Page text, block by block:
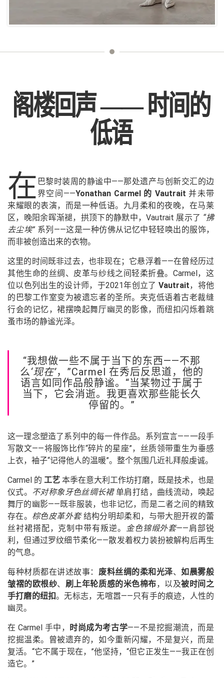
阁楼回声 —— 时间的
低语
在 巴黎时装周的静谧中——那处遗产与创新交汇的边
界空间——Yonathan Carmel 的 Vautrait 并未带
来耀眼的表演，而是一种低语。九月柔和的夜晚，在马莱
区，晚阳余晖渐褪，拱顶下的静默中，Vautrait 展示了 “拂
去尘埃” 系列——这是一种仿佛从记忆中轻轻唤出的服饰，
而非被创造出来的衣物。
这里的时间既非过去，也非现在；它悬浮着——在曾经历过
其他生命的丝绸、皮革与纱线之间轻柔折叠。Carmel，这
位以色列出生的设计师，于2021年创立了 Vautrait，将他
的巴黎工作室变为被遗忘者的圣所。夹克低语着古老裁缝
行会的记忆，裙摆唤起舞厅幽灵的影像，而纽扣闪烁着跳
蚤市场的静谧光泽。
“我想做一些不属于当下的东西——不那
么‘现在’，”Carmel 在秀后反思道，他的
语言如同作品般静谧。“当某物过于属于
当下，它会消逝。我更喜欢那些能长久
停留的。”
这一理念塑造了系列中的每一件作品。系列宣言——一段手
写散文——将服饰比作“碎片的星座”，丝质领带重生为垂感
上衣，袖子“记得他人的温暖”。整个氛围几近礼拜般虔诚。
Carmel 的 工艺 本季在意大利工作坊打磨，既是技术，也是
仪式。
不对称象牙色丝绸长裙单肩打结，曲线流动，唤起
舞厅的幽影——既非服装，也非记忆，而是二者之间的精致
存在。 棕色皮革外套结构分明却柔和，与带大胆开衩的蕾
丝衬裙搭配，克制中带有叛逆。 金色锦缎外套——肩部锐
利，但通过罗纹细节柔化——散发着权力装扮被解构后再生
的气息。
每种材质都在讲述故事： 废料丝绸的柔和光泽、如晨雾般
皱褶的欧根纱、 刷上年轮质感的米色棉布，以及被时间之
手打磨的纽扣。无标志，无喧嚣——只有手的痕迹，人性的
幽灵。
在 Carmel 手中， 时尚成为考古学——不是挖掘潮流，而是
挖掘温柔。曾被遗弃的，如今重新闪耀，不是复兴，而是
复活。“它不属于现在，”他坚持，“但它正发生——我正在创
造它。”